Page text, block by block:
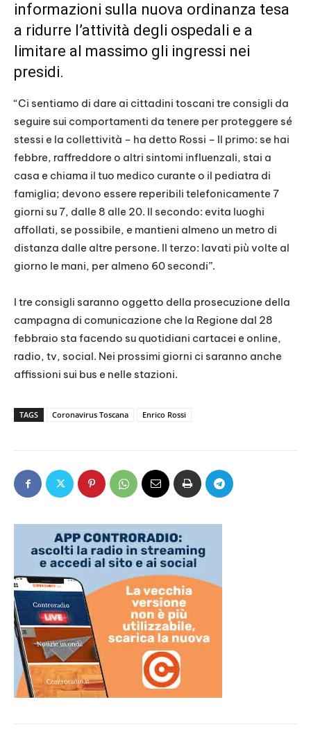
informazioni sulla nuova ordinanza tesa
a ridurre l’attività degli ospedali e a
limitare al massimo gli ingressi nei
presidi.
“Ci sentiamo di dare ai cittadini toscani tre consigli da
seguire sui comportamenti da tenere per proteggere sé
stessi e la collettività – ha detto Rossi – Il primo: se hai
febbre, raffreddore o altri sintomi influenzali, stai a
casa e chiama il tuo medico curante o il pediatra di
famiglia; devono essere reperibili telefonicamente 7
giorni su 7, dalle 8 alle 20. Il secondo: evita luoghi
affollati, se possibile, e mantieni almeno un metro di
distanza dalle altre persone. Il terzo: lavati più volte al
giorno le mani, per almeno 60 secondi”.
I tre consigli saranno oggetto della prosecuzione della
campagna di comunicazione che la Regione dal 28
febbraio sta facendo su quotidiani cartacei e online,
radio, tv, social. Nei prossimi giorni ci saranno anche
affissioni sui bus e nelle stazioni.
TAGS Coronavirus Toscana Enrico Rossi